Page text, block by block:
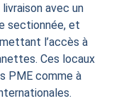
avec un
sectionnée, et
l’accès à
Ces locaux
PME comme à